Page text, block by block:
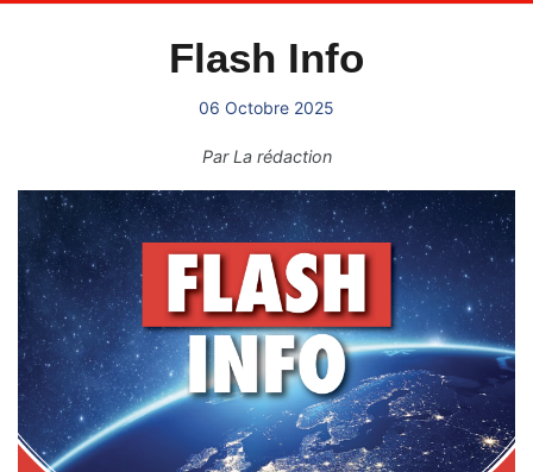
Flash Info
06 Octobre 2025
ParLa rédaction